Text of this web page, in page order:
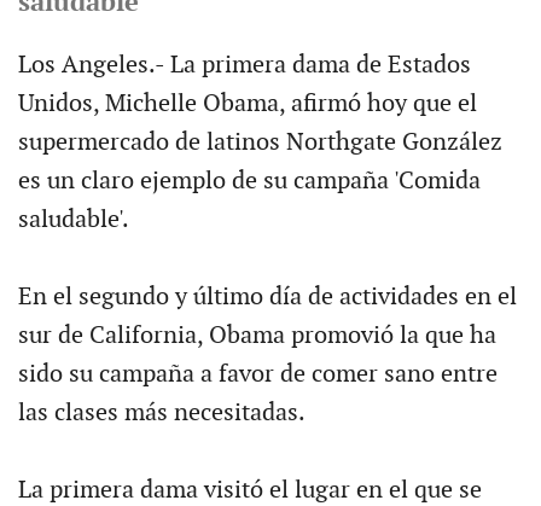
Los Angeles.- La primera dama de Estados
Unidos, Michelle Obama, afirmó hoy que el
supermercado de latinos Northgate González
es un claro ejemplo de su campaña 'Comida
saludable'.
En el segundo y último día de actividades en el
sur de California, Obama promovió la que ha
sido su campaña a favor de comer sano entre
las clases más necesitadas.
La primera dama visitó el lugar en el que se